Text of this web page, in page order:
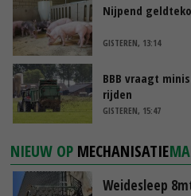
Nijpend
GISTEREN, 13:14
BBB vraagt
rijden
GISTEREN, 15:47
NIEUW OP MECHANISATIE
Weidesleep